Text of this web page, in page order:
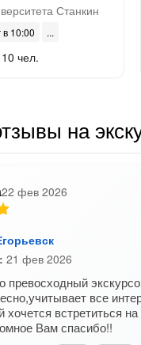
Станкин
в 10:00
чел.
на
22 фев 2026
21 фев 2026
превосходный
все
встретиться на
Вам спасибо!!